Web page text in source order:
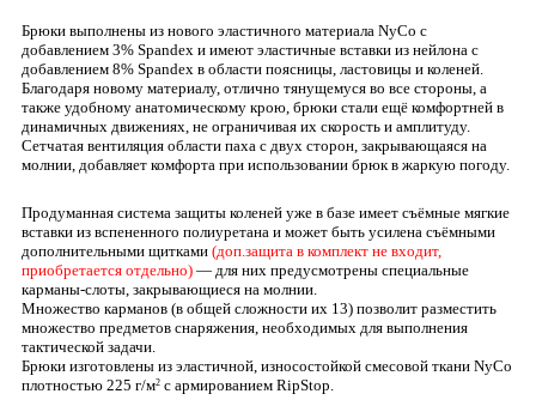
Брюки выполнены из нового эластичного материала NyCo с
добавлением 3% Spandex и имеют эластичные вставки из нейлона с
добавлением 8% Spandex в области поясницы, ластовицы и коленей.
Благодаря новому материалу, отлично тянущемуся во все стороны, а
также удобному анатомическому крою, брюки стали ещё комфортней в
динамичных движениях, не ограничивая их скорость и амплитуду.
Сетчатая вентиляция области паха с двух сторон, закрывающаяся на
молнии, добавляет комфорта при использовании брюк в жаркую погоду.
Продуманная система защиты коленей уже в базе имеет съёмные мягкие
вставки из вспененного полиуретана и может быть усилена съёмными
дополнительными щитками (доп.защита в комплект не входит,
приобретается отдельно) — для них предусмотрены специальные
карманы-слоты, закрывающиеся на молнии.
Множество карманов (в общей сложности их 13) позволит разместить
множество предметов снаряжения, необходимых для выполнения
тактической задачи.
Брюки изготовлены из эластичной, износостойкой смесовой ткани NyCo
плотностью 225 г/м2 с армированием RipStop.